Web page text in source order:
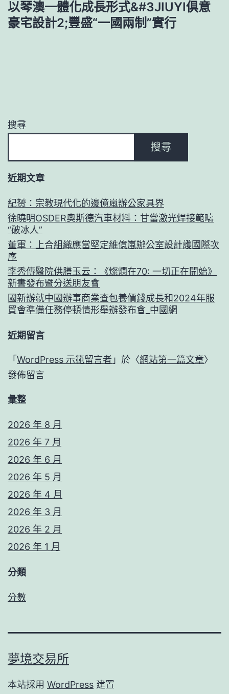
以琴澳一體化成長形式&#3JIUYI俱意
豪宅設計2;豐盛“一國兩制”實行
搜尋
搜尋
近期文章
紀赟：宗教現代化的邊億嵐辦公家具界
徐曉明OSDER奧斯德汽車材料：甘當激光焊接範疇
“破冰人”
董軍：上合組織應當堅定維億嵐辦公室設計護國際次
序
李秀傳醫院供膳玉云：《燦爛在70: 一切正在開始》
新書發布暨分送朋友會
國新辦就中國辦事商業查包養價錢成長和2024年服
貿會準備任務停頓情形舉辦發布會_中國網
近期留言
「 WordPress 示範留言者 」於〈網站第一篇文章〉
發佈留言
彙整
2026 年 8 月
2026 年 7 月
2026 年 6 月
2026 年 5 月
2026 年 4 月
2026 年 3 月
2026 年 2 月
2026 年 1 月
分類
分數
夢境交易所
本站採用 WordPress 建置